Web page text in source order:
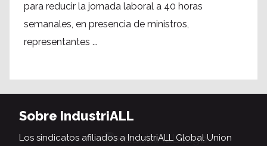
para reducir la jornada laboral a 40 horas
semanales, en presencia de ministros,
representantes ...
Sobre IndustriALL
Los sindicatos afiliados a IndustriALL Global Union